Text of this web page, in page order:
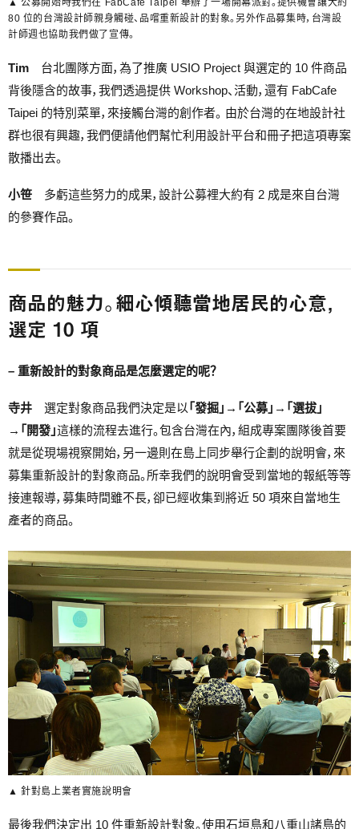
▲ 公募開始時我們在 FabCafe Taipei 舉辦了一場開幕派對。提供機會讓大約
80 位的台灣設計師親身觸碰、品嚐重新設計的對象。另外作品募集時，台灣設
計師週也協助我們做了宣傳。
Tim 台北團隊方面，為了推廣 USIO Project 與選定的 10 件商品
背後隱含的故事，我們透過提供 Workshop、活動，還有 FabCafe
Taipei 的特別菜單，來接觸台灣的創作者。 由於台灣的在地設計社
群也很有興趣，我們便請他們幫忙利用設計平台和冊子把這項專案
散播出去。
小笹 多虧這些努力的成果，設計公募裡大約有 2 成是來自台灣
的參賽作品。
商品的魅力。細心傾聽當地居民的心意，
選定 10 項
– 重新設計的對象商品是怎麼選定的呢？
寺井 選定對象商品我們決定是以 「發掘」→「公募」→「選拔」
→「開發」這樣的流程去進行。包含台灣在內，組成專案團隊後首要
就是從現場視察開始，另一邊則在島上同步舉行企劃的說明會，來
募集重新設計的對象商品。所幸我們的說明會受到當地的報紙等等
接連報導，募集時間雖不長，卻已經收集到將近 50 項來自當地生
產者的商品。
▲ 針對島上業者實施說明會
最後我們決定出 10 件重新設計對象。使用石垣島和八重山諸島的